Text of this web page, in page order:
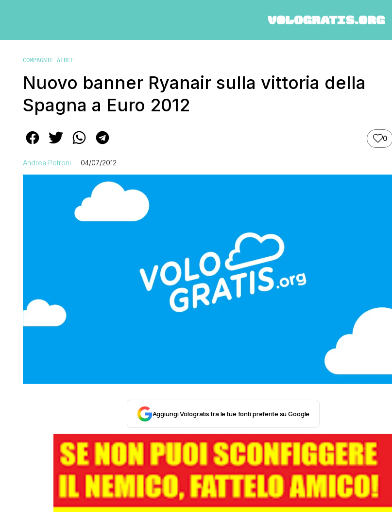
COMPAGNIE AEREE
Nuovo banner Ryanair sulla vittoria della
Spagna a Euro 2012
0
Andrea Petroni 04/07/2012
Aggiungi Vologratis tra le tue fonti preferite su Google